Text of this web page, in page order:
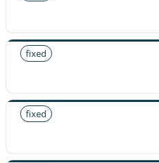
fixed
fixed